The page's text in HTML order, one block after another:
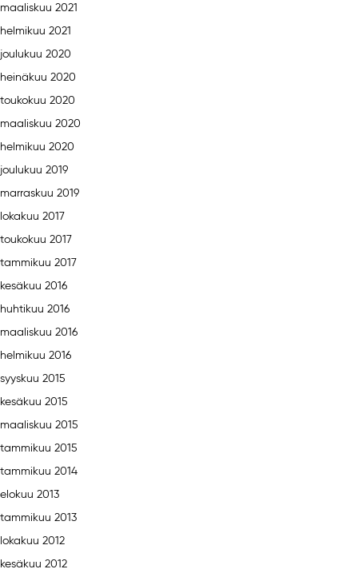
maaliskuu 2021
helmikuu 2021
joulukuu 2020
heinäkuu 2020
toukokuu 2020
maaliskuu 2020
helmikuu 2020
joulukuu 2019
marraskuu 2019
lokakuu 2017
toukokuu 2017
tammikuu 2017
kesäkuu 2016
huhtikuu 2016
maaliskuu 2016
helmikuu 2016
syyskuu 2015
kesäkuu 2015
maaliskuu 2015
tammikuu 2015
tammikuu 2014
elokuu 2013
tammikuu 2013
lokakuu 2012
kesäkuu 2012